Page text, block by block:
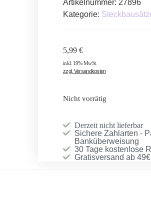
Artikelnummer: 27896
Kategorie:
5,99 €
inkl. 19% MwSt.
zzgl. Versandkosten
Nicht vorrätig
Derzeit nicht lieferbar
Sichere Zahlarten -
Banküberweisung
30 Tage kostenlose
Gratisversand ab 49€